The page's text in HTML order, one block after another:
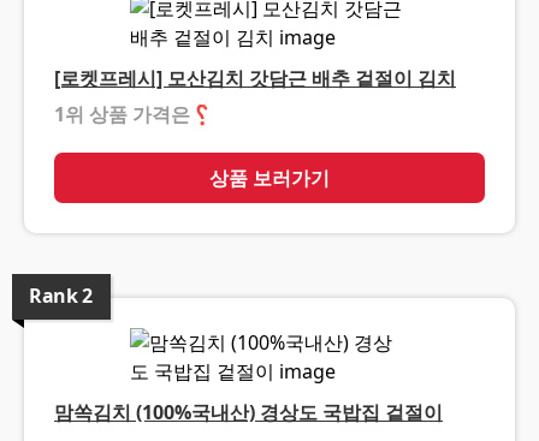
[로켓프레시] 모산김치 갓담근 배추 겉절이 김치
1위 상품 가격은 ❓
상품 보러가기
Rank2
맘쏙김치 (100%국내산) 경상도 국밥집 겉절이